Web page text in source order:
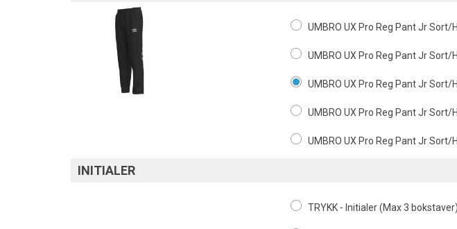
UMBRO UX Pro Reg Pant Jr Sort/
UMBRO UX Pro Reg Pant Jr Sort/
UMBRO UX Pro Reg Pant Jr Sort/
UMBRO UX Pro Reg Pant Jr Sort/
UMBRO UX Pro Reg Pant Jr Sort/
INITIALER
TRYKK - Initialer (Max 3 bokstaver)